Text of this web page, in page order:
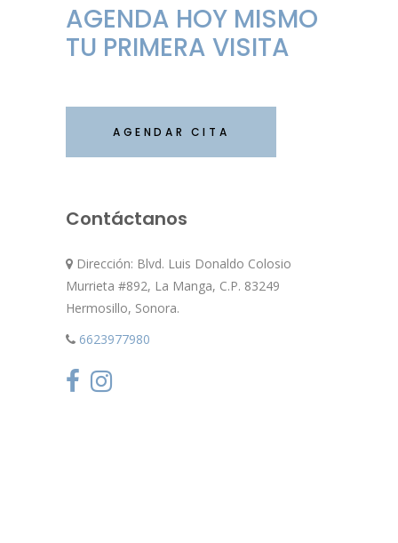
AGENDA HOY MISMO
TU PRIMERA VISITA
AGENDAR CITA
Contáctanos
Dirección: Blvd. Luis Donaldo Colosio
Murrieta #892, La Manga, C.P. 83249
Hermosillo, Sonora.
6623977980